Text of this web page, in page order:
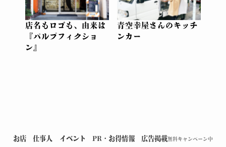
店名もロゴも、由来は
『パルプフィクショ
ン』
青空幸屋さんのキッチ
ンカー
お店 仕事人 イベント PR・お得情報 広告掲載無料キャンペーン中